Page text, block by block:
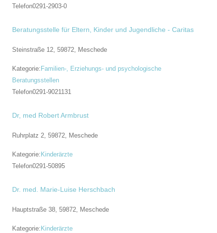
Telefon0291-2903-0
Beratungsstelle für Eltern, Kinder und Jugendliche - Caritas
Steinstraße 12, 59872, Meschede
Kategorie:Familien-, Erziehungs- und psychologische
Beratungsstellen
Telefon0291-9021131
Dr, med Robert Armbrust
Ruhrplatz 2, 59872, Meschede
Kategorie:Kinderärzte
Telefon0291-50895
Dr. med. Marie-Luise Herschbach
Hauptstraße 38, 59872, Meschede
Kategorie:Kinderärzte